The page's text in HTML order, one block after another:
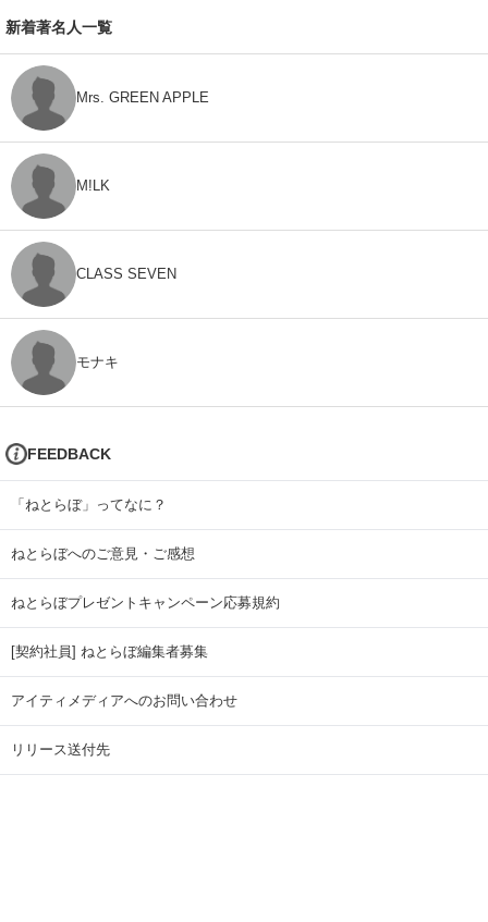
新着著名人一覧
Mrs. GREEN APPLE
M!LK
CLASS SEVEN
モナキ
FEEDBACK
「ねとらぼ」ってなに？
ねとらぼへのご意見・ご感想
ねとらぼプレゼントキャンペーン応募規約
[契約社員] ねとらぼ編集者募集
アイティメディアへのお問い合わせ
リリース送付先